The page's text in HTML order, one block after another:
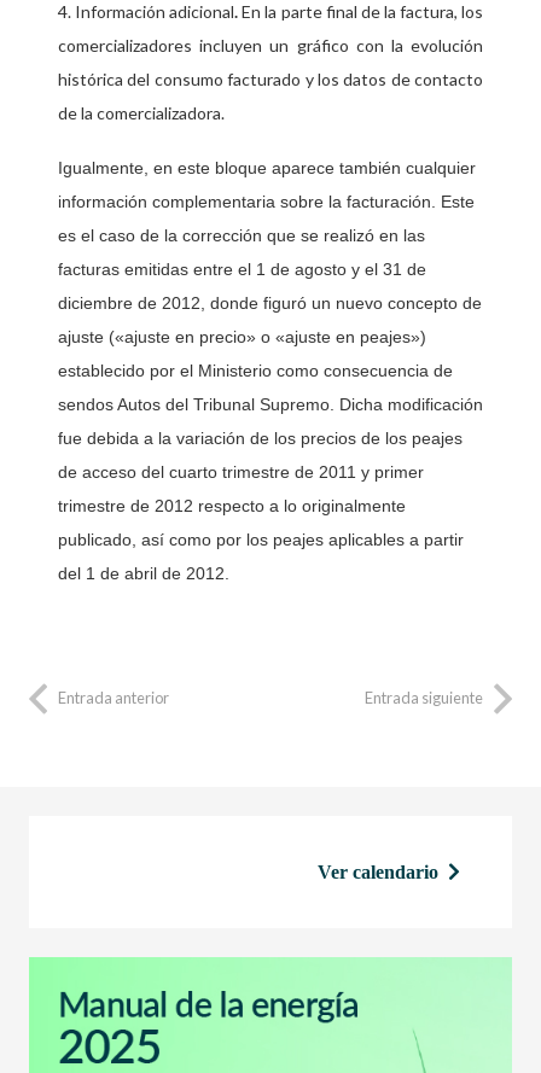
4. Información adicional.En la parte final de la factura, los
comercializadores incluyen un gráfico con la evolución
histórica del consumo facturado y los datos de contacto
de la comercializadora.
Igualmente, en este bloque aparece también cualquier
información complementaria sobre la facturación. Este
es el caso de la corrección que se realizó en las
facturas emitidas entre el 1 de agosto y el 31 de
diciembre de 2012, donde figuró un nuevo concepto de
ajuste («ajuste en precio» o «ajuste en peajes»)
establecido por el Ministerio como consecuencia de
sendos Autos del Tribunal Supremo. Dicha modificación
fue debida a la variación de los precios de los peajes
de acceso del cuarto trimestre de 2011 y primer
trimestre de 2012 respecto a lo originalmente
publicado, así como por los peajes aplicables a partir
del 1 de abril de 2012.
Entrada anterior Entrada siguiente
Ver calendario